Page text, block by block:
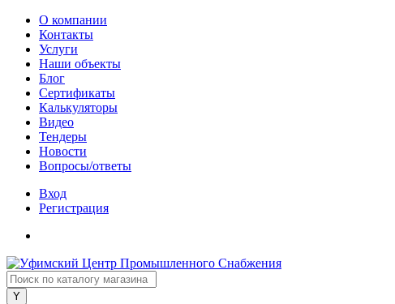
О компании
Контакты
Услуги
Наши объекты
Блог
Сертификаты
Калькуляторы
Видео
Тендеры
Новости
Вопросы/ответы
Вход
Регистрация